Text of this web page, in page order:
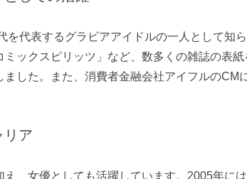
を代表するグラビアアイドルの一人として知
ミックスピリッツ」など、数多くの雑誌の表
ました。また、消費者金融会社アイフルのCM
リア
、女優としても活躍しています。2005年に